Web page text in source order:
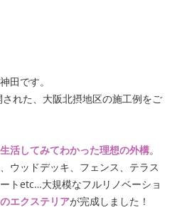
田です。
れた、大阪北摂地区の施工例をご
活してみてわかった理想の外構。
ウッドデッキ、フェンス、テラス
トetc…大規模なフルリノベーショ
エクステリアが完成しました！